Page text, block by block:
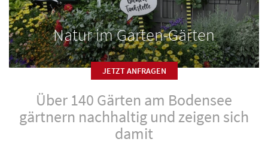
Natur im Garten-Gärten
JETZT ANFRAGEN
Über 140 Gärten am Bodensee
gärtnern nachhaltig und zeigen sich
damit